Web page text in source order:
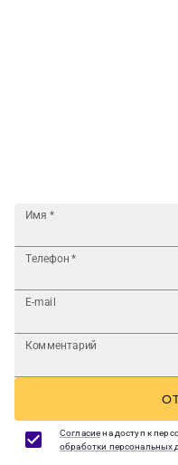
Имя *
Телефон *
E-mail
Комментарий
Согласиена доступ к
обработки персональных